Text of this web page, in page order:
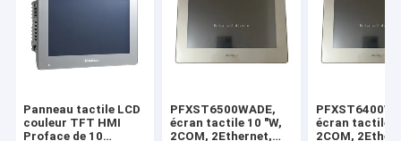
Panneau tactile LCD
couleur TFT HMI
Proface de 10
PFXST6500WADE,
écran tactile 10 "W,
2COM, 2Ethernet,
écran tactile
2COM,